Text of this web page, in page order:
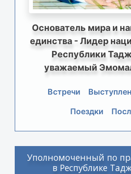
Основатель мира и
единства - Лидер
Республики
уважаемый
Встречи
Поездки
Уполномоченный по
в Республике